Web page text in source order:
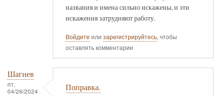
названия и имена сильно искажены, и эти
искажения затрудняют работу.
Войдите или зарегистрируйтесь, чтобы
оставлять комментарии
Шагиев
пт,
04/26/2024
Поправка.